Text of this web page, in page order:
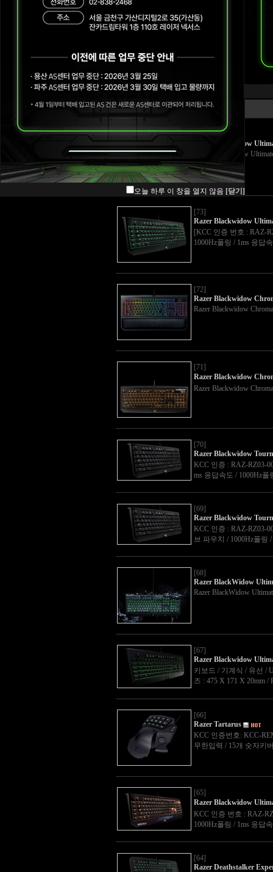
오늘 하루 이 창을 열지 않음 [닫기]
Keyboards & Keypads
Wearables
이미지
[74]
Razer Blackwidow
Razer Blackwidow
[73]
Razer Blackwidow
[KCC 인증 번호 : RAZ-
1000Hz폴링 / 1ms 응답
[72]
Razer Blackwidow
Razer Blackwidow
[71]
Razer Blackwidow
Razer Blackwidow
[70]
Razer Blackwidow
KCC 인증 : RAZ-RZ03-
ms 응답속도 / 1000Hz
[69]
Razer Blackwidow
KCC 인증 : RAZ-RZ03-
브 파우치 / 1000Hz폴
[68]
Razer BlackWidow
Razer BlackWidow
[67]
Razer Blackwidow
키보드 / 기계식 / 유선 /
즈 : 475 X 171 X 20mm
[66]
Razer Tartarus
KCC 인증번호: KCC-
무한입력 / 15개 숫자키
[65]
Razer Blackwidow
KCC 인증 번호 : RAZ-
1000Hz폴링 / 1ms 응답
[64]
Razer Deathstalker